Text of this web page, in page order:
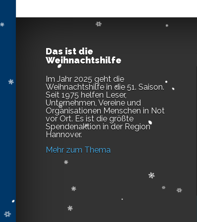
Das ist die
Weihnachtshilfe
Im Jahr 2025 geht die
Weihnachtshilfe in die 51. Saison.
Seit 1975 helfen Leser,
Unternehmen, Vereine und
Organisationen Menschen in Not
vor Ort. Es ist die größte
Spendenaktion in der Region
Hannover.
Mehr zum Thema